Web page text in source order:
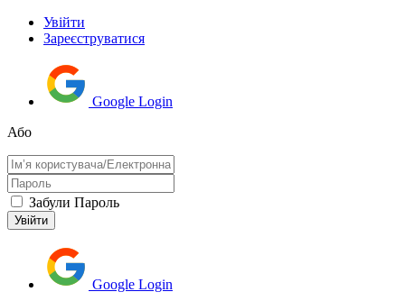
Увійти
Зареєструватися
Google Login
Або
Забули Пароль
Google Login